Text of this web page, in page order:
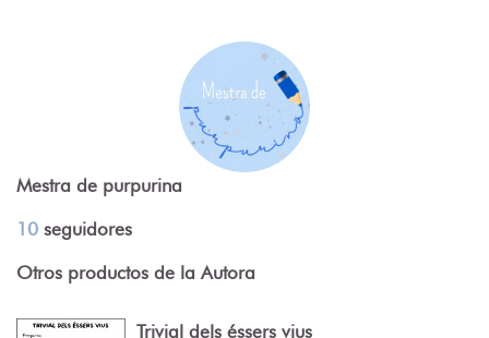
Mestra de purpurina
10 seguidores
Otros productos de la Autora
Trivial dels éssers vius